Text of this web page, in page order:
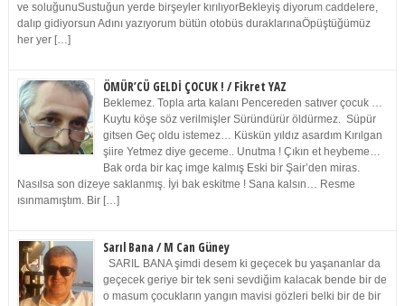
ve soluğunuSustuğun yerde birşeyler kırılıyorBekleyiş diyorum caddelere,
dalıp gidiyorsun Adını yazıyorum bütün otobüs duraklarınaÖpüştüğümüz
her yer […]
ÖMÜR’CÜ GELDİ ÇOCUK ! / Fikret YAZ
Beklemez. Topla arta kalanı Pencereden satıver çocuk …
Kuytu köşe söz verilmişler Süründürür öldürmez. Süpür
gitsen Geç oldu istemez… Küskün yıldız asardım Kırılgan
şiire Yetmez diye geceme.. Unutma ! Çıkın et heybeme…
Bak orda bir kaç imge kalmış Eski bir Şair’den miras.
Nasılsa son dizeye saklanmış. İyi bak eskitme ! Sana kalsın… Resme
ısınmamıştım. Bir […]
Sarıl Bana / M Can Güney
SARIL BANA şimdi desem ki geçecek bu yaşananlar da
geçecek geriye bir tek seni sevdiğim kalacak bende bir de
o masum çocukların yangın mavisi gözleri belki bir de bir